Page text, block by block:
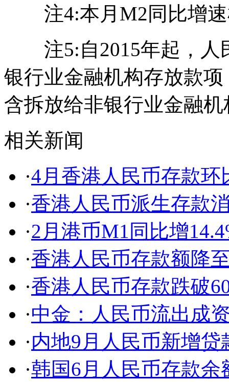
注4:本月M2同比增速
注5:自2015年起，人
银行业金融机构存放款
含拆放给非银行业金融
相关新闻
·4月香港人民币存款环
·香港人民币派生存款
·2月港币M1同比增
·香港人民币存款额降
·香港人民币存款跌破
·中金：人民币流出成
·内地9月人民币新增贷
·韩国6月人民币存款余